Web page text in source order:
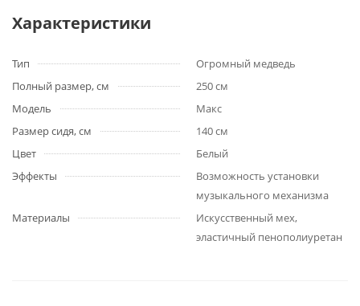
Характеристики
Тип
Огромный медведь
Полный размер, см
250 см
Модель
Макс
Размер сидя, см
140 см
Цвет
Белый
Эффекты
Возможность установки
музыкального механизма
Материалы
Искусственный мех,
эластичный пенополиуретан